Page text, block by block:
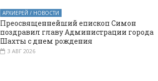
АРХИЕРЕЙ / НОВОСТИ
Преосвященнейший епископ Симон
поздравил главу Администрации города
Шахты с днем рождения
3 АВГ 2026